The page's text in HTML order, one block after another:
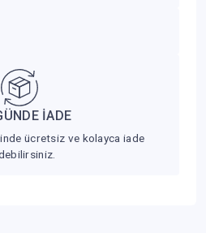
İADE
ücretsiz ve kolayca iade